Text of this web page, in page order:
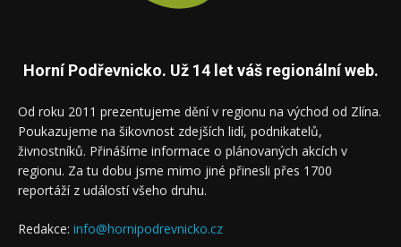
Horní Podřevnicko. Už 14 let váš regionální web.
Od roku 2011 prezentujeme dění v regionu na východ od Zlína.
Poukazujeme na šikovnost zdejších lidí, podnikatelů,
živnostníků. Přinášíme informace o plánovaných akcích v
regionu. Za tu dobu jsme mimo jiné přinesli přes 1700
reportáží z událostí všeho druhu.
Redakce: info@hornipodrevnicko.cz